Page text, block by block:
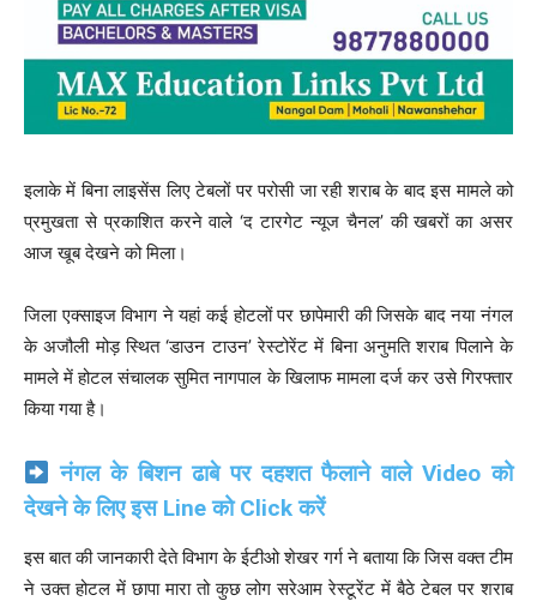
इलाके में बिना लाइसेंस लिए टेबलों पर परोसी जा रही शराब के बाद इस मामले को
प्रमुखता से प्रकाशित करने वाले ‘द टारगेट न्यूज चैनल’ की खबरों का असर
आज खूब देखने को मिला।
जिला एक्साइज विभाग ने यहां कई होटलों पर छापेमारी की जिसके बाद नया नंगल
के अजौली मोड़ स्थित ‘डाउन टाउन’ रेस्टोरेंट में बिना अनुमति शराब पिलाने के
मामले में होटल संचालक सुमित नागपाल के खिलाफ मामला दर्ज कर उसे गिरफ्तार
किया गया है।
नंगल के बिशन ढाबे पर दहशत फैलाने वाले Video को
देखने के लिए इस Line को Click करें
इस बात की जानकारी देते विभाग के ईटीओ शेखर गर्ग ने बताया कि जिस वक्त टीम
ने उक्त होटल में छापा मारा तो कुछ लोग सरेआम रेस्टूरेंट में बैठे टेबल पर शराब